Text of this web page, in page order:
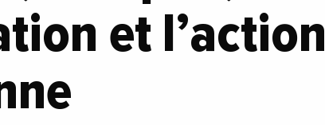
et l’action